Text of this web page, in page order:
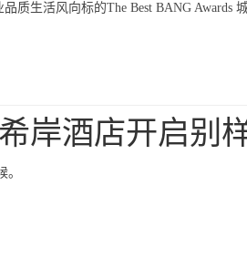
品质生活风向标的The Best BANG
岸酒店开启别